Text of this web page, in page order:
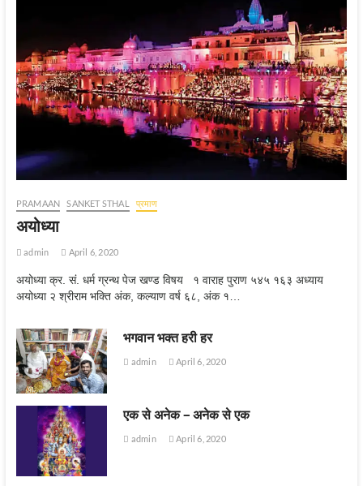
PRAMAAN SANKET STHAL प्रमाण
अयोध्‍या
admin April 6, 2020
अयोध्या क्र. सं. धर्म ग्रन्थ पेज खण्ड विषय १ वाराह पुराण ५४५ १६३ अध्याय
अयोध्या २ श्रीराम भक्ति अंक, कल्याण वर्ष ६८, अंक १…
भगवान भक्त हरी हर
admin April 6, 2020
एक से अनेक – अनेक से एक
admin April 6, 2020